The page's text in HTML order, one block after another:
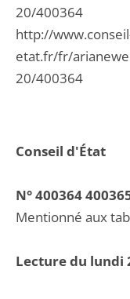
Conseil d'État
N° 400364
Mentionné aux
Lecture du lundi
20/400364
http://
etat.fr/fr/
20/400364